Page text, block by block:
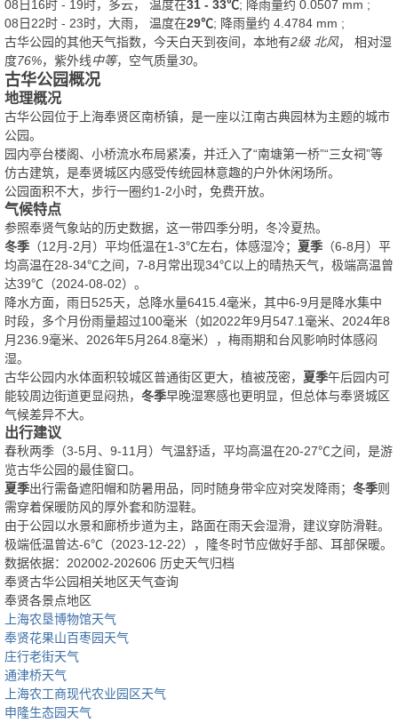
08日16时 - 19时，多云， 温度在31 - 33℃; 降雨量约 0.0507 mm ;
08日22时 - 23时，大雨， 温度在29℃; 降雨量约 4.4784 mm ;
古华公园的其他天气指数，今天白天到夜间，本地有2级 北风， 相对湿
度76%，紫外线中等，空气质量30。
古华公园概况
地理概况
古华公园位于上海奉贤区南桥镇，是一座以江南古典园林为主题的城市
公园。
园内亭台楼阁、小桥流水布局紧凑，并迁入了“南塘第一桥”“三女祠”等
仿古建筑，是奉贤城区内感受传统园林意趣的户外休闲场所。
公园面积不大，步行一圈约1-2小时，免费开放。
气候特点
参照奉贤气象站的历史数据，这一带四季分明，冬冷夏热。
冬季 （12月-2月）平均低温在1-3℃左右，体感湿冷； 夏季 （6-8月）平
均高温在28-34℃之间，7-8月常出现34℃以上的晴热天气，极端高温曾
达39℃（2024-08-02）。
降水方面，雨日525天，总降水量6415.4毫米，其中6-9月是降水集中
时段，多个月份雨量超过100毫米（如2022年9月547.1毫米、2024年8
月236.9毫米、2026年5月264.8毫米），梅雨期和台风影响时体感闷
湿。
古华公园内水体面积较城区普通街区更大，植被茂密， 夏季午后园内可
能较周边街道更显闷热， 冬季早晚湿寒感也更明显，但总体与奉贤城区
气候差异不大。
出行建议
春秋两季（3-5月、9-11月）气温舒适，平均高温在20-27℃之间，是游
览古华公园的最佳窗口。
夏季出行需备遮阳帽和防暑用品，同时随身带伞应对突发降雨； 冬季则
需穿着保暖防风的厚外套和防湿鞋。
由于公园以水景和廊桥步道为主，路面在雨天会湿滑，建议穿防滑鞋。
极端低温曾达-6℃（2023-12-22），隆冬时节应做好手部、耳部保暖。
数据依据：202002-202606 历史天气归档
奉贤古华公园相关地区天气查询
奉贤各景点地区
上海农垦博物馆天气
奉贤花果山百枣园天气
庄行老街天气
通津桥天气
上海农工商现代农业园区天气
申隆生态园天气